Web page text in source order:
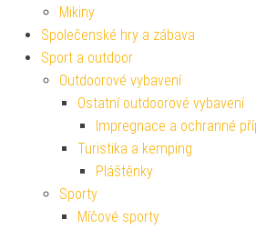
Mikiny
Společenské hry a zábava
Sport a outdoor
Outdoorové vybavení
Ostatní outdoorové vybavení
Impregnace a ochranné
Turistika a kemping
Pláštěnky
Sporty
Míčové sporty